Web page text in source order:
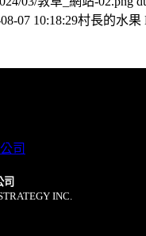
07 10:18:29村長的水果
司
INC.